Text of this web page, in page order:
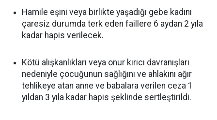
Hamile eşini veya birlikte yaşadığı gebe kadını
çaresiz durumda terk eden faillere 6 aydan 2 yıla
kadar hapis verilecek.
Kötü alışkanlıkları veya onur kırıcı davranışları
nedeniyle çocuğunun sağlığını ve ahlakını ağır
tehlikeye atan anne ve babalara verilen ceza 1
yıldan 3 yıla kadar hapis şeklinde sertleştirildi.